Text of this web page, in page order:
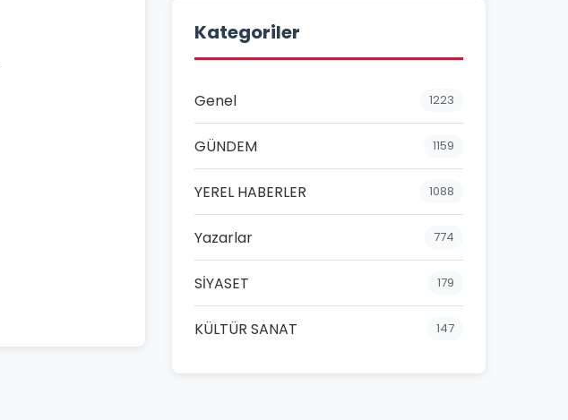
Kategoriler
Genel 1223
GÜNDEM 1159
YEREL HABERLER 1088
Yazarlar 774
SİYASET 179
KÜLTÜR SANAT 147